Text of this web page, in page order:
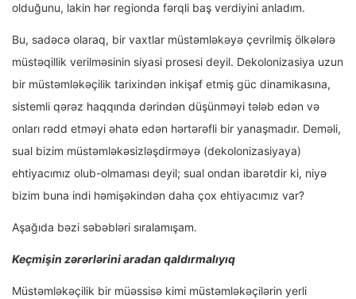
olduğunu, lakin hər regionda fərqli baş verdiyini anladım.
Bu, sadəcə olaraq, bir vaxtlar müstəmləkəyə çevrilmiş ölkələrə
müstəqillik verilməsinin siyasi prosesi deyil. Dekolonizasiya uzun
bir müstəmləkəçilik tarixindən inkişaf etmiş güc dinamikasına,
sistemli qərəz haqqında dərindən düşünməyi tələb edən və
onları rədd etməyi əhatə edən hərtərəfli bir yanaşmadır. Deməli,
sual bizim müstəmləkəsizləşdirməyə (dekolonizasiyaya)
ehtiyacımız olub-olmaması deyil; sual ondan ibarətdir ki, niyə
bizim buna indi həmişəkindən daha çox ehtiyacımız var?
Aşağıda bəzi səbəbləri sıralamışam.
Keçmişin zərərlərini aradan qaldırmalıyıq
Müstəmləkəçilik bir müəssisə kimi müstəmləkəçilərin yerli